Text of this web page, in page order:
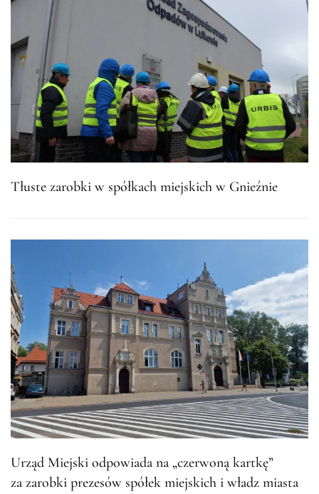
Tłuste zarobki w spółkach miejskich w Gnieźnie
Urząd Miejski odpowiada na „czerwoną kartkę”
za zarobki prezesów spółek miejskich i władz miasta